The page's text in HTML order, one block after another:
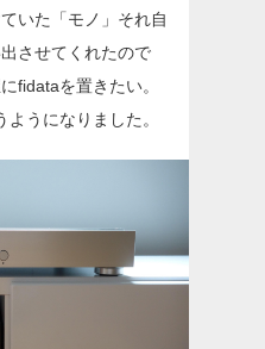
いた「モノ」それ自
させてくれたので
fidataを置きたい。
うになりました。